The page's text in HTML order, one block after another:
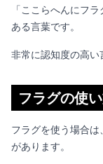
「ここらへんにフ
ある言葉です。
非常に認知度の高い
フラグの使
フラグを使う場合
があります。